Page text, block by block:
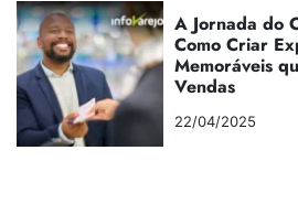
A Jornada do
Como Criar
Memoráveis
Vendas
22/04/2025